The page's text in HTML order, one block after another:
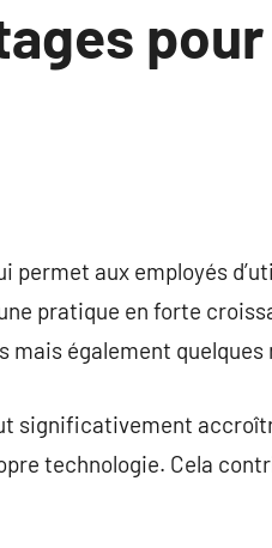
permet aux employés
pratique en forte
également
significativement
technologie. Cela